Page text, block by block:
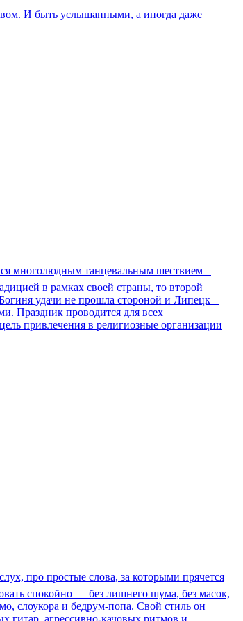
И быть услышанными, а иногда даже
многолюдным танцевальным шествием –
в рамках своей страны, то второй
удачи не прошла стороной и Липецк –
Праздник проводится для всех
привлечения в религиозные организации
про простые слова, за которыми прячется
спокойно — без лишнего шума, без масок,
слоукора и бедрум-попа. Свой стиль он